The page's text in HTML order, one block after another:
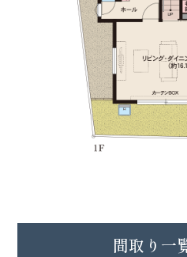
間取り一